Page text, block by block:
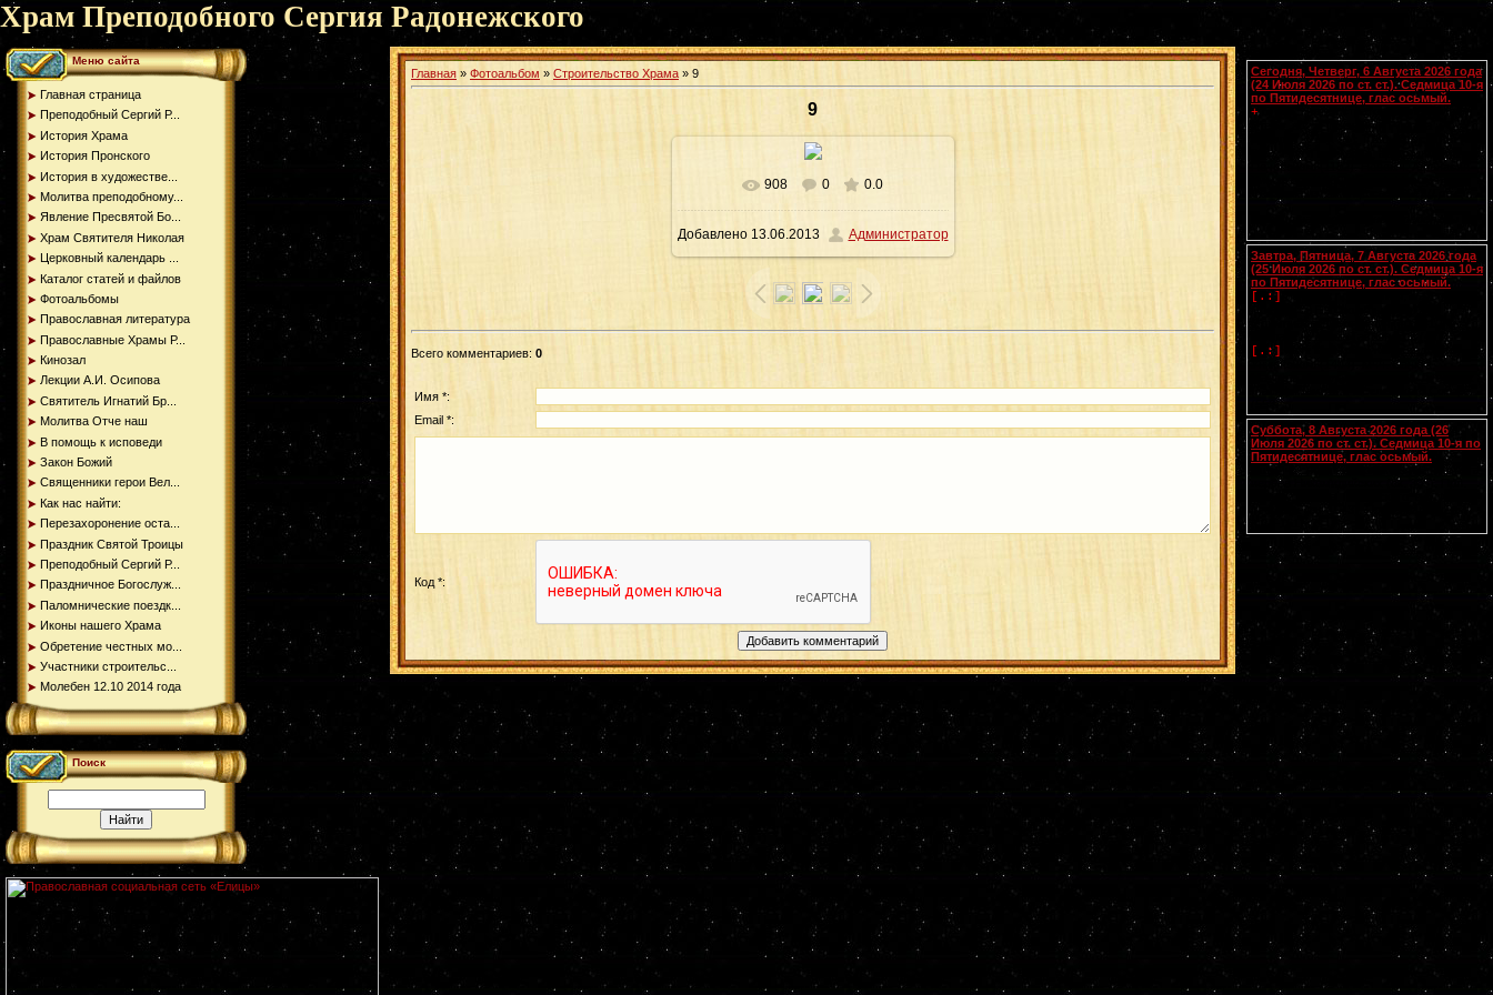
Храм Преподобного Сергия Радонежского
Меню сайта
Главная страница
Преподобный Сергий Р...
История Храма
История Пронского
История в художестве...
Молитва преподобному...
Явление Пресвятой Бо...
Храм Святителя Николая
Церковный календарь ...
Каталог статей и файлов
Фотоальбомы
Православная литература
Православные Храмы Р...
Кинозал
Лекции А.И. Осипова
Святитель Игнатий Бр...
Молитва Отче наш
В помощь к исповеди
Закон Божий
Священники герои Вел...
Как нас найти:
Перезахоронение оста...
Праздник Святой Троицы
Преподобный Сергий Р...
Праздничное Богослуж...
Паломнические поездк...
Иконы нашего Храма
Обретение честных мо...
Участники строительс...
Молебен 12.10 2014 года
Поиск
Главная » Фотоальбом » Строительство Храма » 9
9
В реальном размере 640x443
134.4Kb
908 0 0.0
Добавлено13.06.2013 Администратор
Всего комментариев: 0
Имя *:
Email *:
Код *:
Сегодня, Четверг, 6 Августа 2026 года
(24 Июля 2026 по ст. ст.). Седмица 10-я
по Пятидесятнице, глас осьмый.
+ Блгвв. князей страторпцев
и
, во св. Крещении Романа и
[.:] Мц. Христины
300). Прп. Поликарпа, архимандрита
Печерского (1182). Новомч. Афанасия
Феофила из Закинфоса (1603) (
Греч.
Завтра, Пятница, 7 Августа 2026 года
(25 Июля 2026 по ст. ст.). Седмица 10-я
по Пятидесятнице, глас осьмый.
[.:]
, матери
Олимпиады диакониссы (408-410) и
Евпраксии девы, Тавеннской (413).
[.:]
Желтоводского,
Унженского (1444). Мчч. Санкта,
Маттура, Аттала и Бландины, Лионских
Галл.
). Память V Вселенского Собора
(553).
Суббота, 8 Августа 2026 года (26
Июля 2026 по ст. ст.). Седмица 10-я по
Пятидесятнице, глас осьмый.
Сщмчч. Ермолая, Ермиппа и Ермократа,
иереев Никомидийских (ок. 305). Прп.
пещерах (ок. 1043). Прмц. Параскевы